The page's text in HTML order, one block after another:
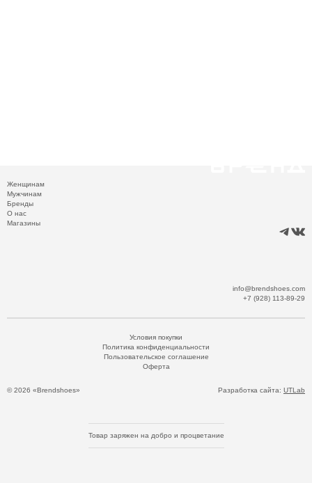
Женщинам
Мужчинам
Бренды
О нас
Магазины
info@brendshoes.com
+7 (928) 113-89-29
© 2026 «Brendshoes»
Условия покупки
Политика конфиденциальности
Пользовательское соглашение
Оферта
Разработка сайта: UTLab
Товар заряжен на добро и процветание